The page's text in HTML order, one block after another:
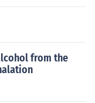
from the